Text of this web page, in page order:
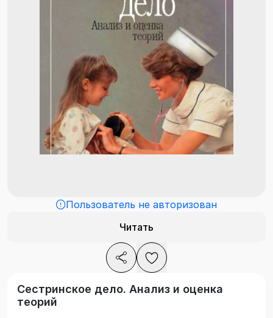
Пользователь не авторизован
Читать
Сестринское дело. Анализ и оценка
теорий